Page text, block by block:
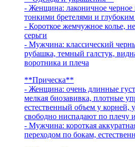
- Женщина: лаконичное черное
тонкими бретелями и
- Короткое жемчужное колье,
серьги
- Мужчина: классический
рубашка, темный галстук,
воротника и плеча
**Прическа**
- Женщина: очень длинные
мелкая биозавивка, плотные
естественный объем у корней,
свободно ниспадают по плечу
- Мужчина: короткая
переходом по бокам,